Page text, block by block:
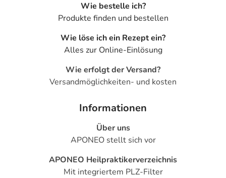
Wie bestelle ich?
Produkte finden und bestellen
Wie löse ich ein Rezept ein?
Alles zur Online-Einlösung
Wie erfolgt der Versand?
Versandmöglichkeiten- und kosten
Informationen
Über uns
APONEO stellt sich vor
APONEO Heilpraktikerverzeichnis
Mit integriertem PLZ-Filter